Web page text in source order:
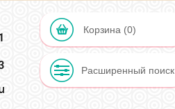
Корзина (0)
Расширенный поиск